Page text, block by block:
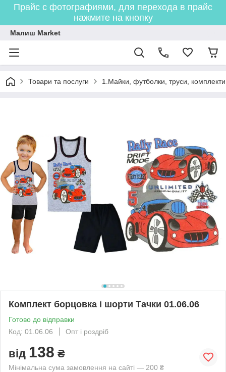
Прайс с фотографиями, для перехода в прайс
нажмите на кнопку
Малиш Market
Товари та послуги 1.Майки, футболки, труси,
Комплект борцовка і шорти Тачки 01.06.06
Готово до відправки
Код: 01.06.06
Опт і роздріб
від 138 ₴
Мінімальна сума замовлення на сайті — 200 ₴